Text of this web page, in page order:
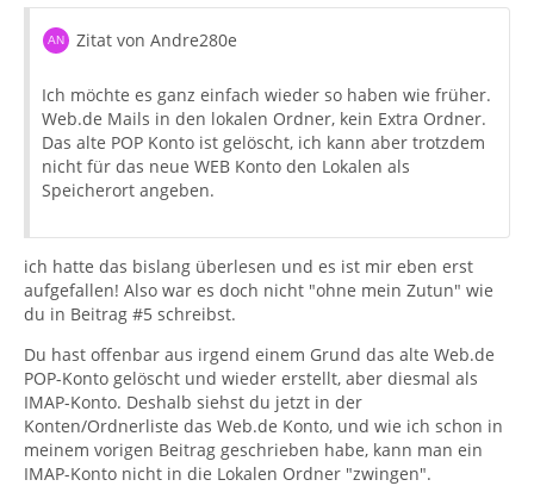
Zitat von Andre280e
Ich möchte es ganz einfach wieder so haben wie früher.
Web.de Mails in den lokalen Ordner, kein Extra Ordner.
Das alte POP Konto ist gelöscht, ich kann aber trotzdem
nicht für das neue WEB Konto den Lokalen als
Speicherort angeben.
ich hatte das bislang überlesen und es ist mir eben erst
aufgefallen! Also war es doch nicht "ohne mein Zutun" wie
du in Beitrag #5 schreibst.
Du hast offenbar aus irgend einem Grund das alte Web.de
POP-Konto gelöscht und wieder erstellt, aber diesmal als
IMAP-Konto. Deshalb siehst du jetzt in der
Konten/Ordnerliste das Web.de Konto, und wie ich schon in
meinem vorigen Beitrag geschrieben habe, kann man ein
IMAP-Konto nicht in die Lokalen Ordner "zwingen".